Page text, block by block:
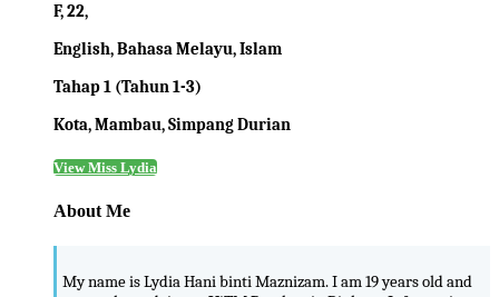
F, 22,
English, Bahasa Melayu, Islam
Tahap 1 (Tahun 1-3)
Kota, Mambau, Simpang Durian
View Miss Lydia
About Me
My name is Lydia Hani binti Maznizam. I am 19 years old and